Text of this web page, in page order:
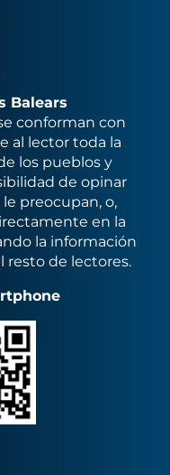
Balears
conforman con
al lector toda la
los pueblos y
de opinar
preocupan, o,
en la
la información
resto de lectores.